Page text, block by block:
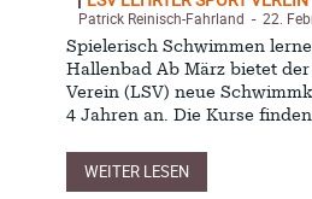
Patrick Reinisch-Fahrland - 22.
Spielerisch Schwimmen
Hallenbad Ab März bietet
Verein (LSV) neue
4 Jahren an. Die Kurse finden
WEITER LESEN